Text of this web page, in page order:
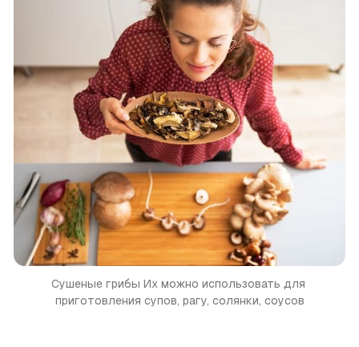
Сушеные грибы Их можно использовать для
приготовления супов, рагу, солянки, соусов